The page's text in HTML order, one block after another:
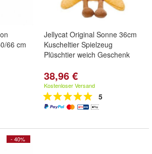
66 cm
Jellycat Original Sonne 36cm
Kuscheltier Spielzeug
Plüschtier weich Geschenk
38,96 €
Kostenloser Versand
5
- 40%